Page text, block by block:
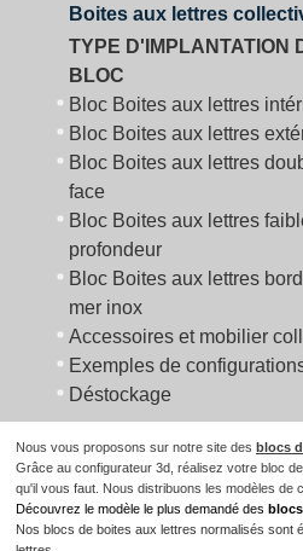
Boites aux lettres
TYPE D'IMPLANTATION
BLOC
Bloc Boites aux lettres
Bloc Boites aux lettres
Bloc Boites aux lettres
face
Bloc Boites aux lettres
profondeur
Bloc Boites aux lettres
mer inox
Accessoires et mobilier
Exemples de
Déstockage
Nous vous proposons sur notre site des blocs
Grâce au configurateur 3d, réalisez votre bloc de
qu'il vous faut. Nous distribuons les modèles de
Découvrez le modèle le plus demandé des
Nos blocs de boites aux lettres normalisés sont